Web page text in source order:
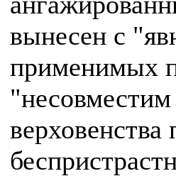
вынесен с
применимых
верховенства